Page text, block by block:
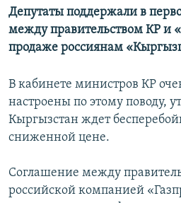
Депутаты поддержали в
между правительством КР и
продаже россиянам
В кабинете министров КР
настроены по этому поводу,
Кыргызстан ждет
сниженной цене.
Соглашение между
российской компанией